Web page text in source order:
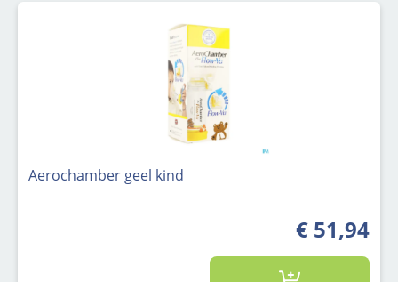
Aerochamber geel kind
€ 51,94